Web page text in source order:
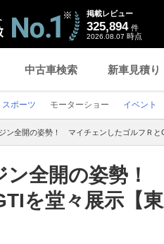
掲載レビュー
325,894 件
2026.08.07 時点
中古車検索 新車見積り
スポーツ モーターショー イベント
ン全開の姿勢！ マイチェンしたゴルフＲと
ン全開の姿勢
を堂々展示【